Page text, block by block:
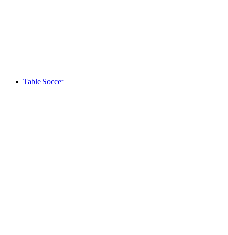
Table Soccer